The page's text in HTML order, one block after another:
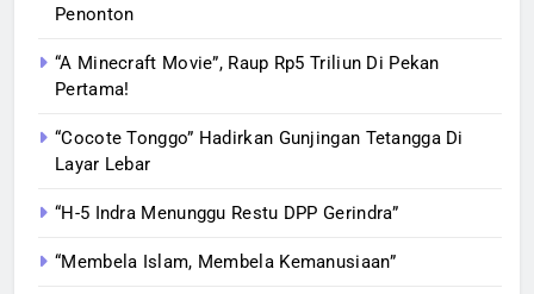
Penonton
“A Minecraft Movie”, Raup Rp5 Triliun Di Pekan
Pertama!
“Cocote Tonggo” Hadirkan Gunjingan Tetangga Di
Layar Lebar
“H-5 Indra Menunggu Restu DPP Gerindra”
“Membela Islam, Membela Kemanusiaan”